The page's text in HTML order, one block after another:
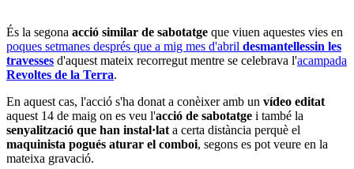
És la segona acció similar de sabotatge que viuen aquestes vies en
poques setmanes després que a mig mes d'abril desmantellessin les
travesses d'aquest mateix recorregut mentre se celebrava l'acampada
Revoltes de la Terra.
En aquest cas, l'acció s'ha donat a conèixer amb un vídeo editat
aquest 14 de maig on es veu l'acció de sabotatge i també la
senyalització que han instal·lat a certa distància perquè el
maquinista pogués aturar el comboi, segons es pot veure en la
mateixa gravació.